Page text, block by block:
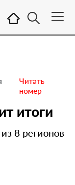
Читать
номер
итоги
8 регионов